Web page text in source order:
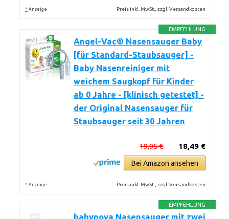
* Anzeige Preis inkl. MwSt., zzgl. Versandkosten
EMPFEHLUNG
Angel-Vac® Nasensauger Baby
[für Standard-Staubsauger] -
Baby Nasenreiniger mit
weichem Saugkopf für Kinder
ab 0 Jahre - [klinisch getestet] -
der Original Nasensauger für
Staubsauger seit 30 Jahren
18,49 €
19,95 €
Bei Amazon ansehen
* Anzeige Preis inkl. MwSt., zzgl. Versandkosten
EMPFEHLUNG
babynova Nasensauger mit zwei